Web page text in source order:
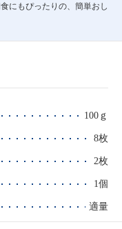
にもぴったりの、簡単おし
100ｇ
8枚
2枚
1個
適量